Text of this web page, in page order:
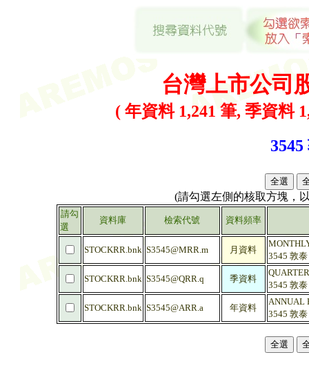
台灣上市公司
( 年資料 1,241 筆, 季資料
(請勾選左側的核取方塊，
請勾
選
資料庫 檢索代號 資料頻率
STOCKRR.bnk S3545@MRR.m 月資料
3545 敦
STOCKRR.bnk S3545@QRR.q 季資料
3545 敦
STOCKRR.bnk S3545@ARR.a 年資料
ANNUAL
3545 敦